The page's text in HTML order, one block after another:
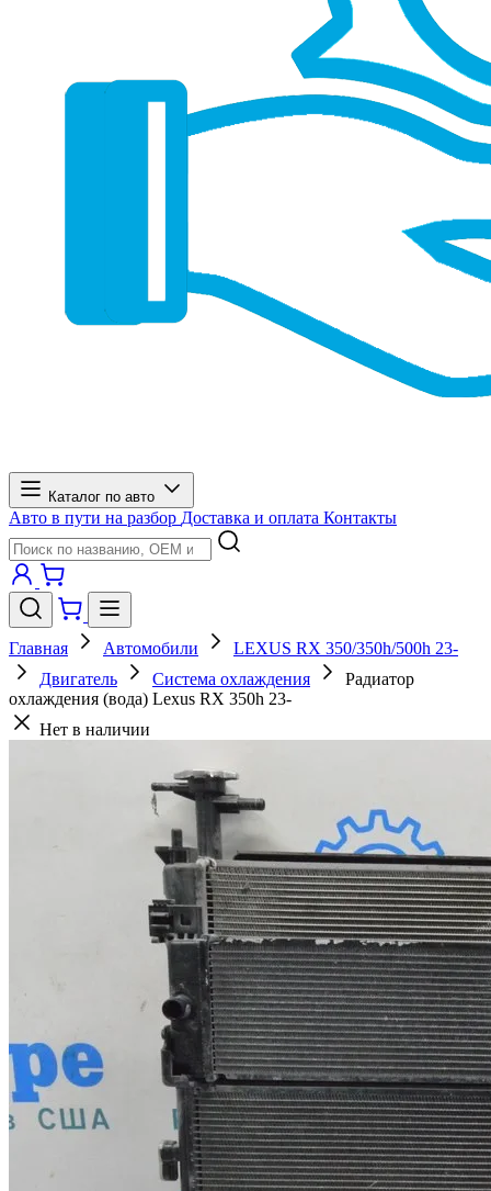
Каталог по авто
Авто в пути на разбор Доставка и оплата Контакты
Главная Автомобили
LEXUS RX 350/350h/500h 23-
Двигатель
Система охлаждения
Радиатор
охлаждения (вода) Lexus RX 350h 23-
Нет в наличии